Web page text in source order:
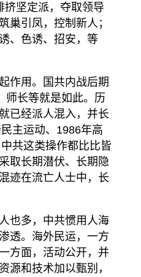
挤坚定派，夺取领导
巢引凤，控制新人；
、色诱、招安，等
作用。国共内战后期
师长等就是如此。历
已经派人混入，并长
主运动、1986年高
共这类操作都比比皆
取长期潜伏、长期隐
迹在流亡人士中，长
也多，中共惯用人海
透。海外民运，一方
方面，活动公开，并
源和技术加以甄别，